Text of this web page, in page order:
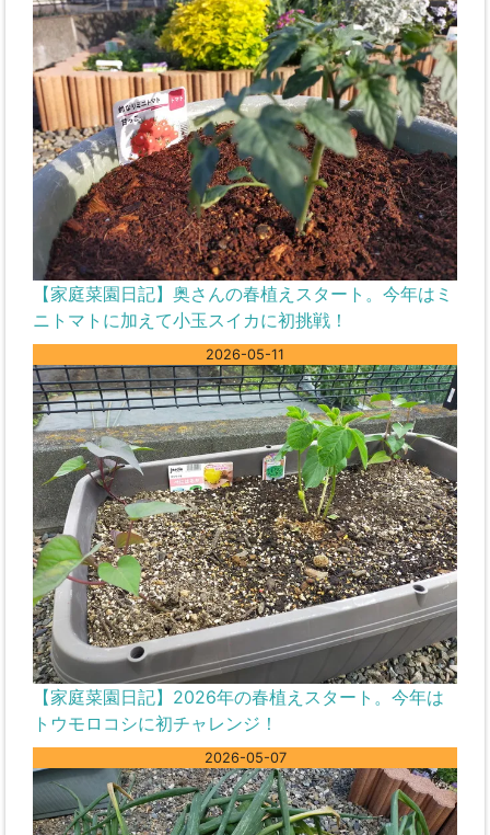
【家庭菜園日記】奥さんの春植えスタート。今年はミ
ニトマトに加えて小玉スイカに初挑戦！
2026-05-11
【家庭菜園日記】2026年の春植えスタート。今年は
トウモロコシに初チャレンジ！
2026-05-07